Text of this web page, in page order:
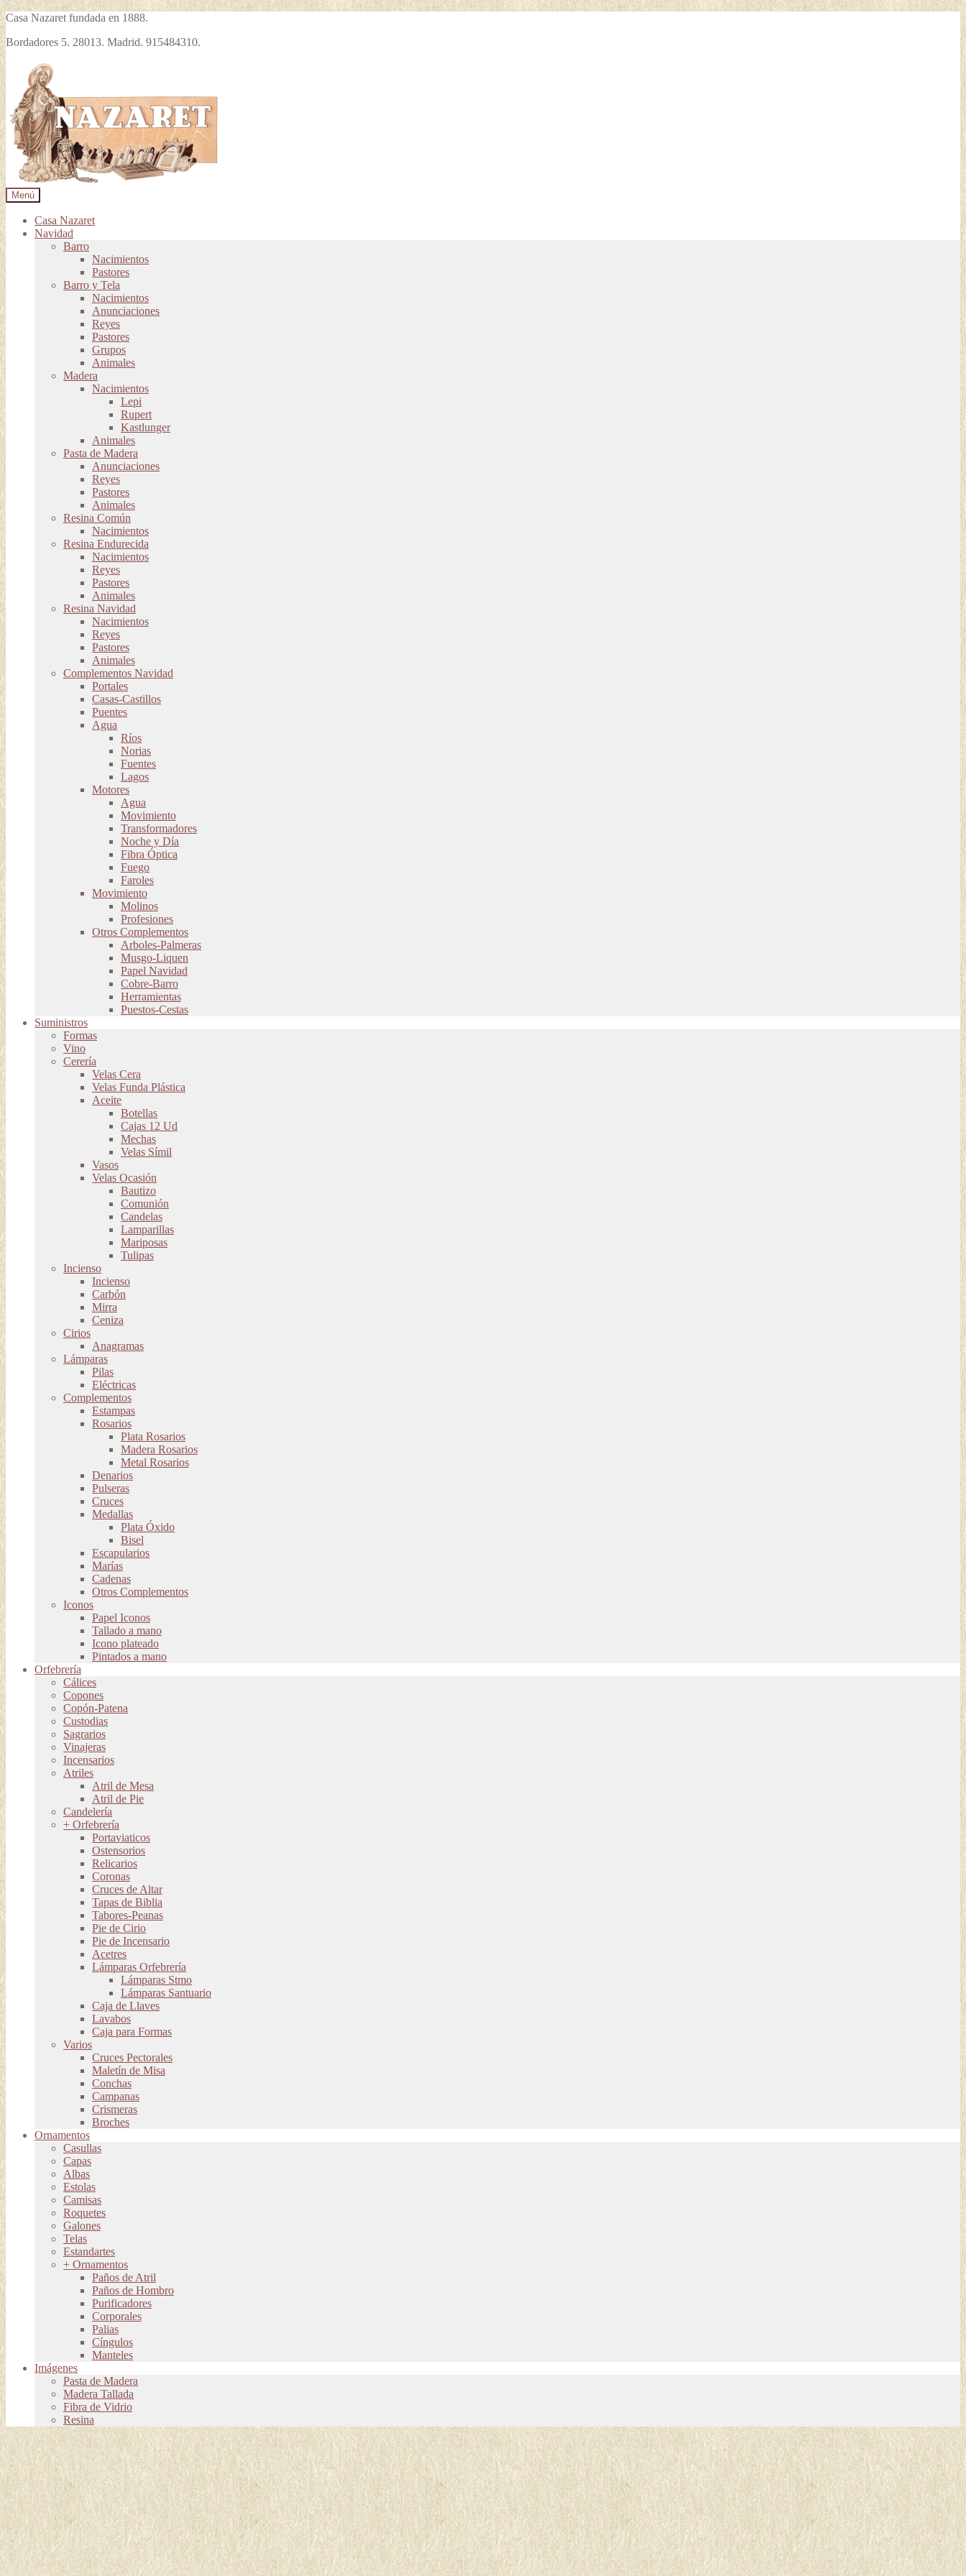
Casa Nazaret fundada en 1888.
Bordadores 5. 28013. Madrid. 915484310.
la
navegación
contenido
Menú
Casa Nazaret
Navidad
Barro
Nacimientos
Pastores
Barro y Tela
Nacimientos
Anunciaciones
Reyes
Pastores
Grupos
Animales
Madera
Nacimientos
Lepi
Rupert
Kastlunger
Animales
Pasta de Madera
Anunciaciones
Reyes
Pastores
Animales
Resina Común
Nacimientos
Resina Endurecida
Nacimientos
Reyes
Pastores
Animales
Resina Navidad
Nacimientos
Reyes
Pastores
Animales
Complementos Navidad
Portales
Casas-Castillos
Puentes
Agua
Ríos
Norias
Fuentes
Lagos
Motores
Agua
Movimiento
Transformadores
Noche y Día
Fibra Óptica
Fuego
Faroles
Movimiento
Molinos
Profesiones
Otros Complementos
Arboles-Palmeras
Musgo-Liquen
Papel Navidad
Cobre-Barro
Herramientas
Puestos-Cestas
Suministros
Formas
Vino
Cerería
Velas Cera
Velas Funda Plástica
Aceite
Botellas
Cajas 12 Ud
Mechas
Velas Símil
Vasos
Velas Ocasión
Bautizo
Comunión
Candelas
Lamparillas
Mariposas
Tulipas
Incienso
Incienso
Carbón
Mirra
Ceniza
Cirios
Anagramas
Lámparas
Pilas
Eléctricas
Complementos
Estampas
Rosarios
Plata Rosarios
Madera Rosarios
Metal Rosarios
Denarios
Pulseras
Cruces
Medallas
Plata Óxido
Bisel
Escapularios
Marías
Cadenas
Otros Complementos
Iconos
Papel Iconos
Tallado a mano
Icono plateado
Pintados a mano
Orfebrería
Cálices
Copones
Copón-Patena
Custodias
Sagrarios
Vinajeras
Incensarios
Atriles
Atril de Mesa
Atril de Pie
Candelería
+ Orfebrería
Portaviaticos
Ostensorios
Relicarios
Coronas
Cruces de Altar
Tapas de Biblia
Tabores-Peanas
Pie de Cirio
Pie de Incensario
Acetres
Lámparas Orfebrería
Lámparas Stmo
Lámparas Santuario
Caja de Llaves
Lavabos
Caja para Formas
Varios
Cruces Pectorales
Maletín de Misa
Conchas
Campanas
Crismeras
Broches
Ornamentos
Casullas
Capas
Albas
Estolas
Camisas
Roquetes
Galones
Telas
Estandartes
+ Ornamentos
Paños de Atril
Paños de Hombro
Purificadores
Corporales
Palias
Cíngulos
Manteles
Imágenes
Pasta de Madera
Madera Tallada
Fibra de Vidrio
Resina